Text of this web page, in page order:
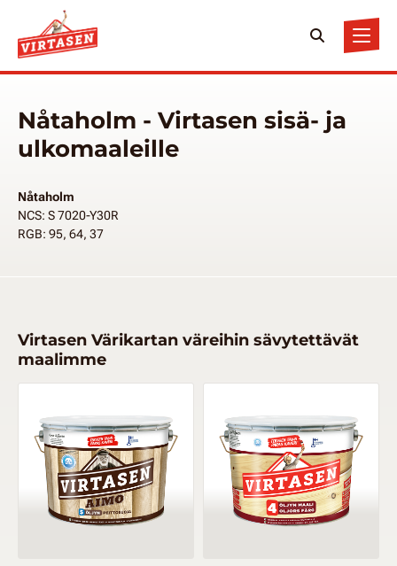
Nåtaholm - Virtasen sisä- ja
ulkomaaleille
Nåtaholm
NCS: S 7020-Y30R
RGB: 95, 64, 37
Virtasen Värikartan väreihin sävytettävät
maalimme